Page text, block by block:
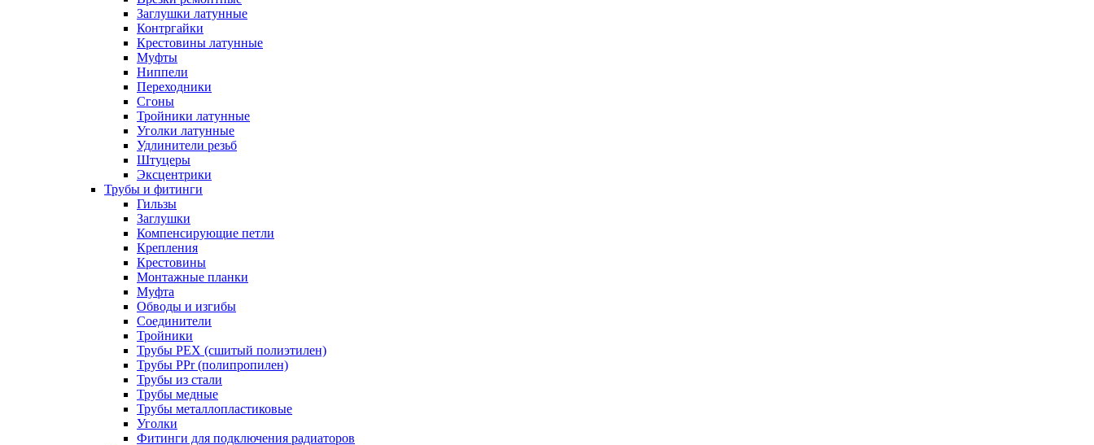
Заглушки латунные
Контргайки
Крестовины латунные
Муфты
Ниппели
Переходники
Сгоны
Тройники латунные
Уголки латунные
Удлинители резьб
Штуцеры
Эксцентрики
Трубы и фитинги
Гильзы
Заглушки
Компенсирующие петли
Крепления
Крестовины
Монтажные планки
Муфта
Обводы и изгибы
Соединители
Тройники
Трубы PEX (сшитый полиэтилен)
Трубы PPr (полипропилен)
Трубы из стали
Трубы медные
Трубы металлопластиковые
Уголки
Фитинги для подключения радиаторов